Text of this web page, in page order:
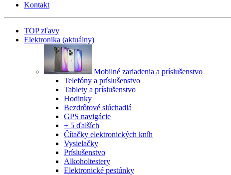
Kontakt
TOP zľavy
Elektronika (aktuálny)
Mobilné zariadenia a príslušenstvo
Telefóny a príslušenstvo
Tablety a príslušenstvo
Hodinky
Bezdrôtové slúchadlá
GPS navigácie
+ 5 ďalších
Čítačky elektronických kníh
Vysielačky
Príslušenstvo
Alkoholtestery
Elektronické pestúnky